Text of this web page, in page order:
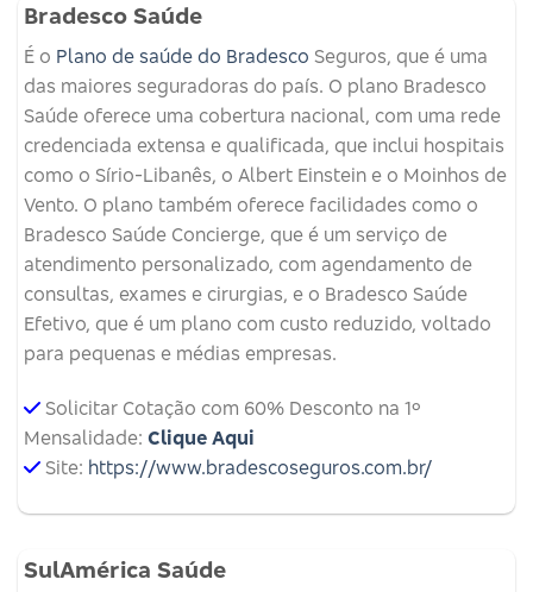
Bradesco Saúde
É o Plano de saúde do Bradesco Seguros, que é uma
das maiores seguradoras do país. O plano Bradesco
Saúde oferece uma cobertura nacional, com uma rede
credenciada extensa e qualificada, que inclui hospitais
como o Sírio-Libanês, o Albert Einstein e o Moinhos de
Vento. O plano também oferece facilidades como o
Bradesco Saúde Concierge, que é um serviço de
atendimento personalizado, com agendamento de
consultas, exames e cirurgias, e o Bradesco Saúde
Efetivo, que é um plano com custo reduzido, voltado
para pequenas e médias empresas.
Solicitar Cotação com 60% Desconto na 1º
Mensalidade: Clique Aqui
Site: https://www.bradescoseguros.com.br/
SulAmérica Saúde